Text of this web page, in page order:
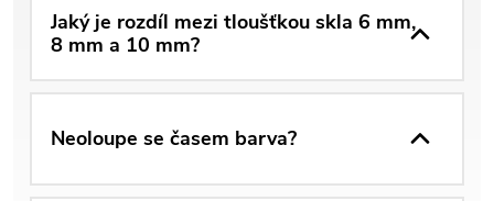
Jaký je rozdíl mezi tloušťkou skla 6 mm,
8 mm a 10 mm?
Neoloupe se časem barva?